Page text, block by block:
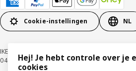
Cookie-instellingen NL
IKEA BELGIUM NV, Weiveldlaan 19, 1930
0425.258.688 © Inter IKEA Systems B.V. 1999-
Hej! Je hebt controle over je
cookies